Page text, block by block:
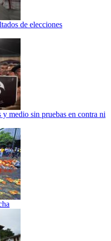
de elecciones
medio sin pruebas en contra ni